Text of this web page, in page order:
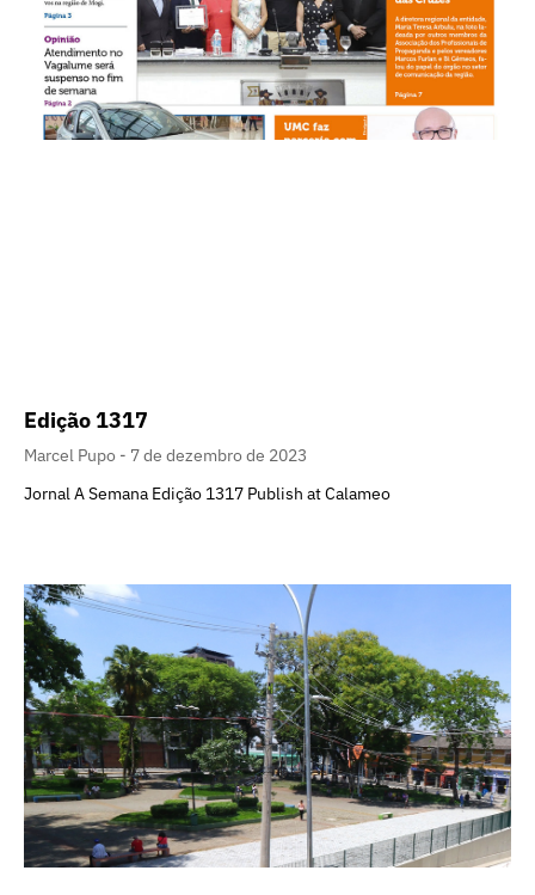
Edição 1317
Marcel Pupo
7 de dezembro de 2023
Jornal A Semana Edição 1317 Publish at Calameo